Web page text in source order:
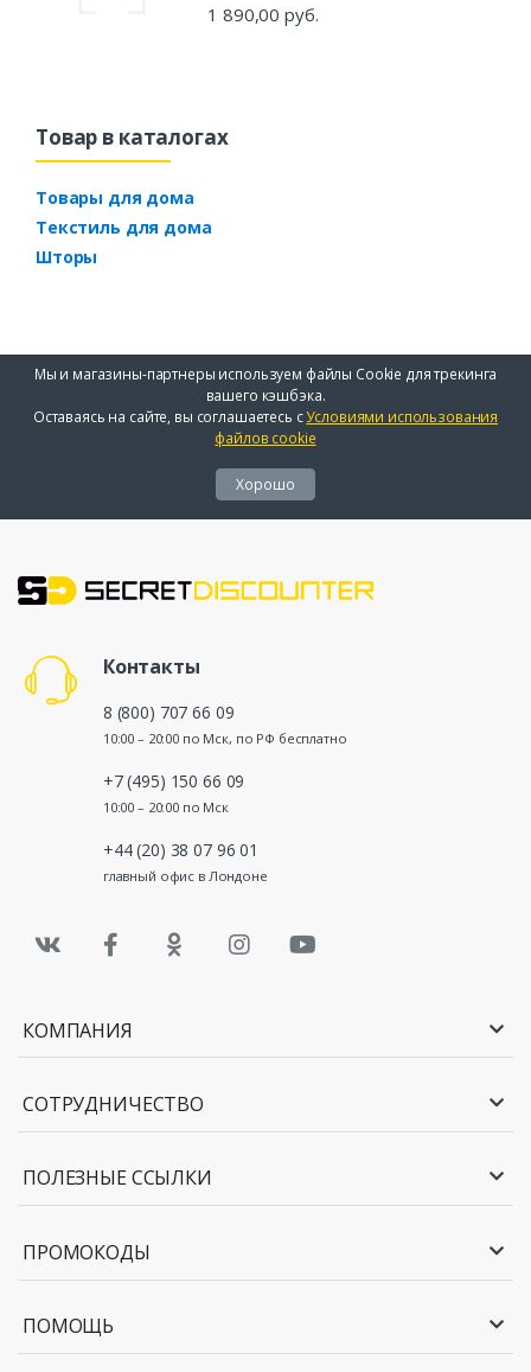
1 890,00 руб.
Товар в каталогах
Товары для дома
Текстиль для дома
Шторы
Мы и магазины-партнеры используем файлы Cookie для трекинга
вашего кэшбэка.
Оставаясь на сайте, вы соглашаетесь сУсловиями использования
файлов cookie
Хорошо
Контакты
8 (800) 707 66 09
10:00 – 20:00 по Мск, по РФ бесплатно
+7 (495) 150 66 09
10:00 – 20:00 по Мск
+44 (20) 38 07 96 01
главный офис в Лондоне
КОМПАНИЯ
СОТРУДНИЧЕСТВО
ПОЛЕЗНЫЕ ССЫЛКИ
ПРОМОКОДЫ
ПОМОЩЬ